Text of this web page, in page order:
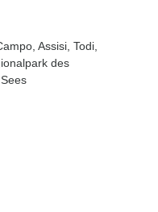
, Assisi , Todi
des